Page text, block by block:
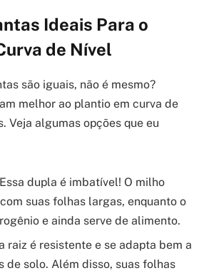
Ideais Para o
de Nível
são iguais, não é mesmo?
melhor ao plantio em curva de
Veja algumas opções que eu
Essa dupla é imbatível! O milho
suas folhas largas, enquanto o
e ainda serve de alimento.
raiz é resistente e se adapta bem a
de solo. Além disso, suas folhas